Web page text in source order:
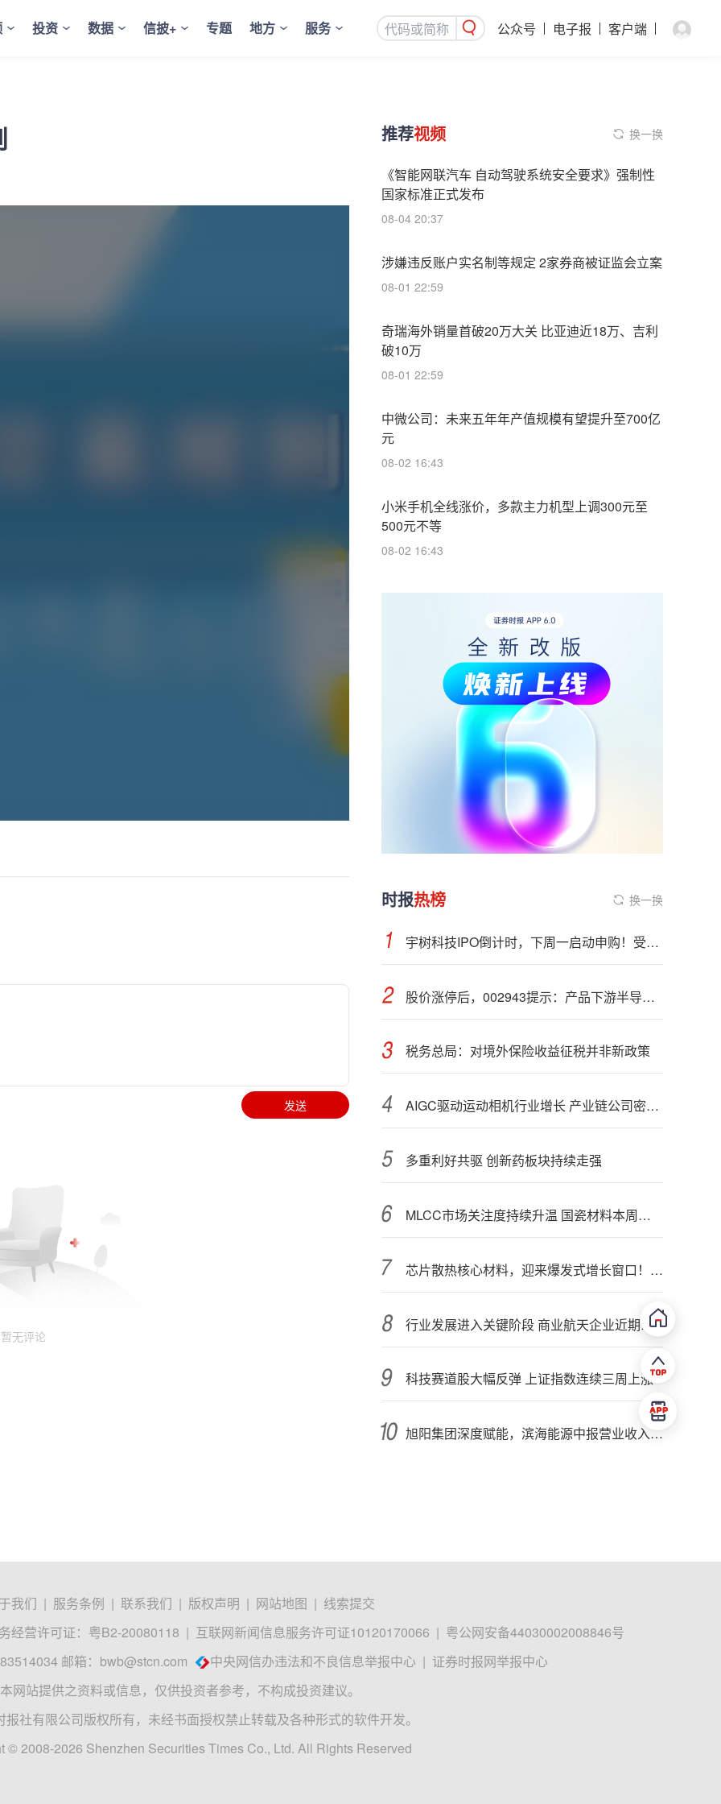
投资 数据 信披+ 专题 地方 服务 公众号 电子报 客户端
发送
暂无评论
推荐视频 换一换
《智能网联汽车 自动驾驶系统安全要求》强制性
国家标准正式发布
08-04 20:37
涉嫌违反账户实名制等规定 2家券商被证监会立案
08-01 22:59
奇瑞海外销量首破20万大关 比亚迪近18万、吉利
破10万
08-01 22:59
中微公司：未来五年年产值规模有望提升至700亿
元
08-02 16:43
小米手机全线涨价，多款主力机型上调300元至
500元不等
08-02 16:43
时报热榜 换一换
宇树科技IPO倒计时，下周一启动申购！受益股曝光
股价涨停后，002943提示：产品下游半导体行业应用占比不超过5%
税务总局：对境外保险收益征税并非新政策
AIGC驱动运动相机行业增长 产业链公司密集布局光学与AI芯片
多重利好共驱 创新药板块持续走强
MLCC市场关注度持续升温 国瓷材料本周接受152家机构调研
芯片散热核心材料，迎来爆发式增长窗口！3只概念股年内涨幅翻倍
行业发展进入关键阶段 商业航天企业近期密集融资
科技赛道股大幅反弹 上证指数连续三周上涨
旭阳集团深度赋能，滨海能源中报营业收入增长78.54%
我们 | 服务条例 | 联系我们 | 版权声明 | 网站地图 | 线索提交
经营许可证：粤B2-20080118 | 互联网新闻信息服务许可证10120170066 | 粤公网安备44030002008846号
邮箱： bwb@stcn.com 中央网信办违法和不良信息举报中心 | 证券时报网举报中心
本网站提供之资料或信息，仅供投资者参考，不构成投资建议。
报社有限公司版权所有，未经书面授权禁止转载及各种形式的软件开发。
© 2008-2026 Shenzhen Securities Times Co., Ltd. All Rights Reserved